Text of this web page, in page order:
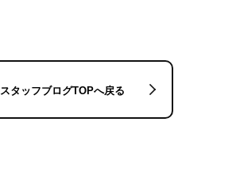
スタッフブログTOPへ戻る